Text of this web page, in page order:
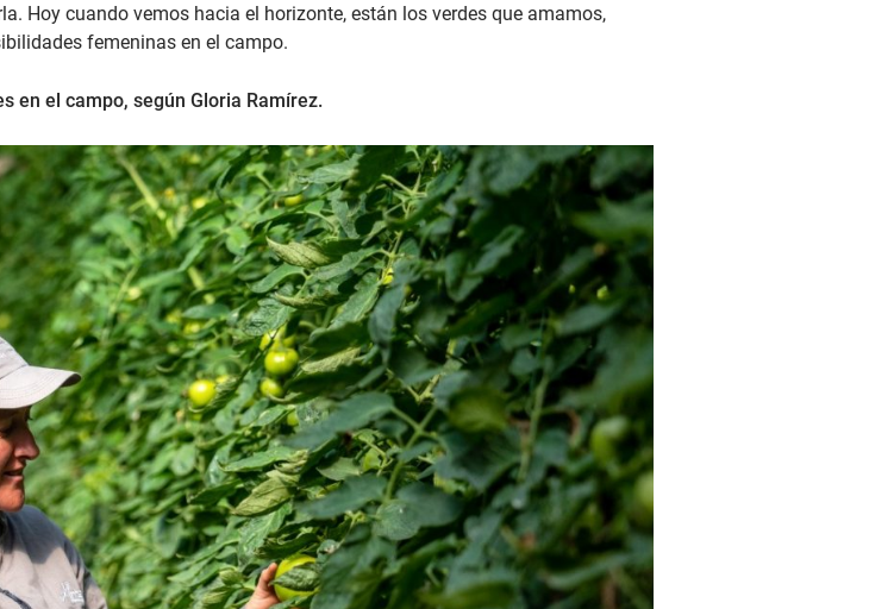
Hoy cuando vemos hacia el horizonte, están los verdes que amamos,
femeninas en el campo.
en el campo, según Gloria Ramírez.